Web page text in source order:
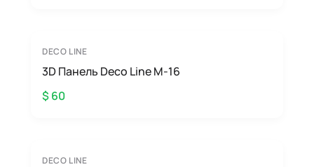
DECO LINE
3D Панель Deco Line M-16
$ 60
DECO LINE